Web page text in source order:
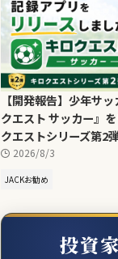
【開発報告】少年サ
クエスト サッカー』
クエストシリーズ第2
2026/8/3
JACKお勧め
投資